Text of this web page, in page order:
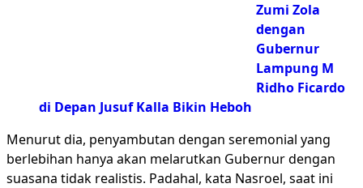
Zumi Zola
dengan
Gubernur
Lampung M
Ridho Ficardo
di Depan Jusuf Kalla Bikin Heboh
Menurut dia, penyambutan dengan seremonial yang
berlebihan hanya akan melarutkan Gubernur dengan
suasana tidak realistis. Padahal, kata Nasroel, saat ini